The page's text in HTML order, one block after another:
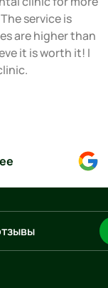
service is
are higher than
it is worth it! I